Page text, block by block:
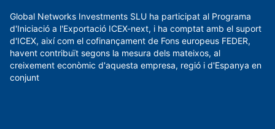
Global Networks Investments SLU ha participat al Programa
d'Iniciació a l'Exportació ICEX-next, i ha comptat amb el suport
d'ICEX, així com el cofinançament de Fons europeus FEDER,
havent contribuït segons la mesura dels mateixos, al
creixement econòmic d'aquesta empresa, regió i d'Espanya en
conjunt